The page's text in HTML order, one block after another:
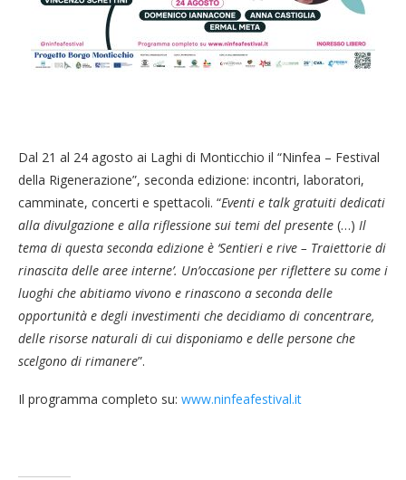
Dal 21 al 24 agosto ai Laghi di Monticchio il “Ninfea – Festival
della Rigenerazione”, seconda edizione: incontri, laboratori,
camminate, concerti e spettacoli. “Eventi e talk gratuiti dedicati
alla divulgazione e alla riflessione sui temi del presente (…) Il
tema di questa seconda edizione è ‘Sentieri e rive – Traiettorie di
rinascita delle aree interne’. Un’occasione per riflettere su come i
luoghi che abitiamo vivono e rinascono a seconda delle
opportunità e degli investimenti che decidiamo di concentrare,
delle risorse naturali di cui disponiamo e delle persone che
scelgono di rimanere”.
Il programma completo su: www.ninfeafestival.it